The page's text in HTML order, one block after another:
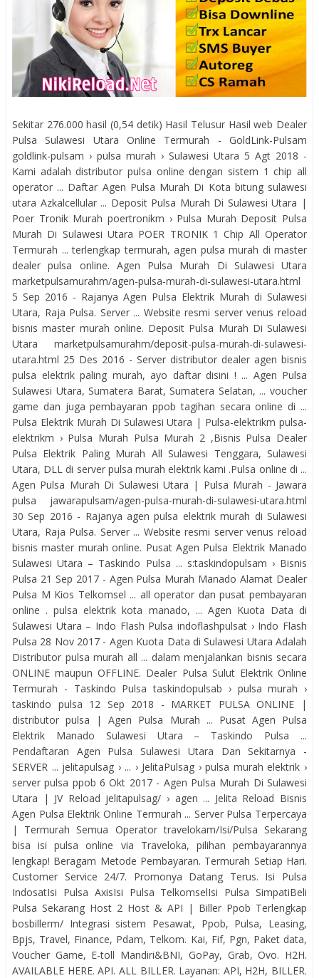
Sekitar 276.000 hasil (0,54 detik) Hasil Telusur Hasil web Dealer
Pulsa Sulawesi Utara Online Termurah - GoldLink-Pulsam
goldlink-pulsam › pulsa murah › Sulawesi Utara 5 Agt 2018 -
Kami adalah distributor pulsa online dengan sistem 1 chip all
operator ... Daftar Agen Pulsa Murah Di Kota bitung sulawesi
utara Azkalcellular ... Deposit Pulsa Murah Di Sulawesi Utara |
Poer Tronik Murah poertronikm › Pulsa Murah Deposit Pulsa
Murah Di Sulawesi Utara POER TRONIK 1 Chip All Operator
Termurah ... terlengkap termurah, agen pulsa murah di master
dealer pulsa online. Agen Pulsa Murah Di Sulawesi Utara
marketpulsamurahm/agen-pulsa-murah-di-sulawesi-utara.html
5 Sep 2016 - Rajanya Agen Pulsa Elektrik Murah di Sulawesi
Utara, Raja Pulsa. Server ... Website resmi server venus reload
bisnis master murah online. Deposit Pulsa Murah Di Sulawesi
Utara marketpulsamurahm/deposit-pulsa-murah-di-sulawesi-
utara.html 25 Des 2016 - Server distributor dealer agen bisnis
pulsa elektrik paling murah, ayo daftar disini ! ... Agen Pulsa
Sulawesi Utara, Sumatera Barat, Sumatera Selatan, ... voucher
game dan juga pembayaran ppob tagihan secara online di ...
Pulsa Elektrik Murah Di Sulawesi Utara | Pulsa-elektrikm pulsa-
elektrikm › Pulsa Murah Pulsa Murah 2 ,Bisnis Pulsa Dealer
Pulsa Elektrik Paling Murah All Sulawesi Tenggara, Sulawesi
Utara, DLL di server pulsa murah elektrik kami .Pulsa online di ...
Agen Pulsa Murah Di Sulawesi Utara | Pulsa Murah - Jawara
pulsa jawarapulsam/agen-pulsa-murah-di-sulawesi-utara.html
30 Sep 2016 - Rajanya agen pulsa elektrik murah di Sulawesi
Utara, Raja Pulsa. Server ... Website resmi server venus reload
bisnis master murah online. Pusat Agen Pulsa Elektrik Manado
Sulawesi Utara – Taskindo Pulsa ... s:taskindopulsam › Bisnis
Pulsa 21 Sep 2017 - Agen Pulsa Murah Manado Alamat Dealer
Pulsa M Kios Telkomsel ... all operator dan pusat pembayaran
online . pulsa elektrik kota manado, ... Agen Kuota Data di
Sulawesi Utara – Indo Flash Pulsa indoflashpulsat › Indo Flash
Pulsa 28 Nov 2017 - Agen Kuota Data di Sulawesi Utara Adalah
Distributor pulsa murah all ... dalam menjalankan bisnis secara
ONLINE maupun OFFLINE. Dealer Pulsa Sulut Elektrik Online
Termurah - Taskindo Pulsa taskindopulsab › pulsa murah ›
taskindo pulsa 12 Sep 2018 - MARKET PULSA ONLINE |
distributor pulsa | Agen Pulsa Murah ... Pusat Agen Pulsa
Elektrik Manado Sulawesi Utara – Taskindo Pulsa ...
Pendaftaran Agen Pulsa Sulawesi Utara Dan Sekitarnya -
SERVER ... jelitapulsag › ... › JelitaPulsag › pulsa murah elektrik ›
server pulsa ppob 6 Okt 2017 - Agen Pulsa Murah Di Sulawesi
Utara | JV Reload jelitapulsag/ › agen ... Jelita Reload Bisnis
Agen Pulsa Elektrik Online Termurah ... Server Pulsa Terpercaya
| Termurah Semua Operator‎ travelokam/Isi/Pulsa‎ Sekarang
bisa isi pulsa online via Traveloka, pilihan pembayarannya
lengkap! Beragam Metode Pembayaran. Termurah Setiap Hari.
Customer Service 24/7. Promonya Datang Terus. Isi Pulsa
IndosatIsi Pulsa AxisIsi Pulsa TelkomselIsi Pulsa SimpatiBeli
Pulsa Sekarang Host 2 Host & API | Biller Ppob Terlengkap‎
bosbillerm/‎ Integrasi sistem Pesawat, Ppob, Pulsa, Leasing,
Bpjs, Travel, Finance, Pdam, Telkom. Kai, Fif, Pgn, Paket data,
Voucher Game, E-toll Mandiri&BNI, GoPay, Grab, Ovo. H2H.
AVAILABLE HERE. API. ALL BILLER. Layanan: API, H2H, BILLER.